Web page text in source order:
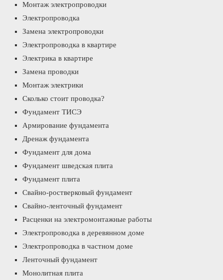
Монтаж электропроводки
Электропроводка
Замена электропроводки
Электропроводка в квартире
Электрика в квартире
Замена проводки
Монтаж электрики
Сколько стоит проводка?
Фундамент ТИСЭ
Армирование фундамента
Дренаж фундамента
Фундамент для дома
Фундамент шведская плита
Фундамент плита
Свайно-ростверковый фундамент
Свайно-ленточный фундамент
Расценки на электромонтажные работы
Электропроводка в деревянном доме
Электропроводка в частном доме
Ленточный фундамент
Монолитная плита